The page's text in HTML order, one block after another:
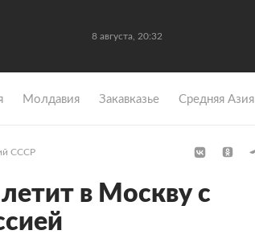
8 августа, 20:32
Молдавия Закавказье Средняя Азия
СССР
в Москву с